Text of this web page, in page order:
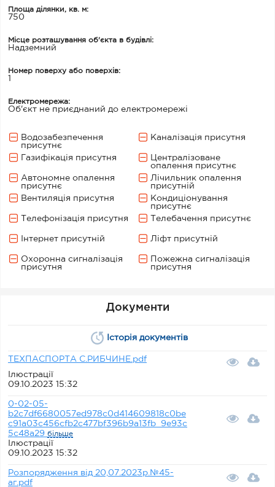
Площа ділянки, кв. м:
750
Місце розташування об'єкта в будівлі:
Надземний
Номер поверху або поверхів:
1
Електромережа:
Об'єкт не приєднаний до електромережі
Водозабезпечення
присутнє
Каналізація присутня
Газифікація присутня
Централізоване
опалення присутнє
Автономне опалення
присутнє
Лічильник опалення
присутній
Вентиляція присутня
Кондиціонування
присутнє
Телефонізація присутня
Телебачення присутнє
Інтернет присутній Ліфт присутній
Охоронна сигналізація
присутня
Пожежна сигналізація
присутня
Документи
Історія документів
ТЕХПАСПОРТА С.РИБЧИНЕ.pdf
Ілюстрації
09.10.2023 15:32
0-02-05-
b2c7df6680057ed978c0d414609818c0be
c91a03c456cfb2c477bf396b9a13fb_9e93c
5c48a29 більше
Ілюстрації
09.10.2023 15:32
Розпорядження від 20,07.2023р.№45-
аг.pdf